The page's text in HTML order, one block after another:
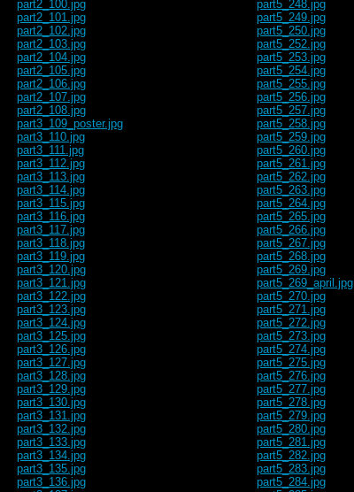
part2_100.jpg
part2_101.jpg
part2_102.jpg
part2_103.jpg
part2_104.jpg
part2_105.jpg
part2_106.jpg
part2_107.jpg
part2_108.jpg
part3_109_poster.jpg
part3_110.jpg
part3_111.jpg
part3_112.jpg
part3_113.jpg
part3_114.jpg
part3_115.jpg
part3_116.jpg
part3_117.jpg
part3_118.jpg
part3_119.jpg
part3_120.jpg
part3_121.jpg
part3_122.jpg
part3_123.jpg
part3_124.jpg
part3_125.jpg
part3_126.jpg
part3_127.jpg
part3_128.jpg
part3_129.jpg
part3_130.jpg
part3_131.jpg
part3_132.jpg
part3_133.jpg
part3_134.jpg
part3_135.jpg
part3_136.jpg
part5_248.jpg
part5_249.jpg
part5_250.jpg
part5_252.jpg
part5_253.jpg
part5_254.jpg
part5_255.jpg
part5_256.jpg
part5_257.jpg
part5_258.jpg
part5_259.jpg
part5_260.jpg
part5_261.jpg
part5_262.jpg
part5_263.jpg
part5_264.jpg
part5_265.jpg
part5_266.jpg
part5_267.jpg
part5_268.jpg
part5_269.jpg
part5_269_april.jpg
part5_270.jpg
part5_271.jpg
part5_272.jpg
part5_273.jpg
part5_274.jpg
part5_275.jpg
part5_276.jpg
part5_277.jpg
part5_278.jpg
part5_279.jpg
part5_280.jpg
part5_281.jpg
part5_282.jpg
part5_283.jpg
part5_284.jpg